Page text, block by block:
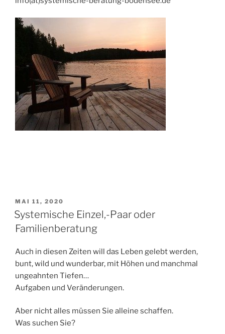
VERÖFFENTLICHT
AM
MAI 11, 2020
Systemische Einzel,-Paar oder
Familienberatung
Auch in diesen Zeiten will das Leben gelebt werden,
bunt, wild und wunderbar, mit Höhen und manchmal
ungeahnten Tiefen…
Aufgaben und Veränderungen.
Aber nicht alles müssen Sie alleine schaffen.
Was suchen Sie?